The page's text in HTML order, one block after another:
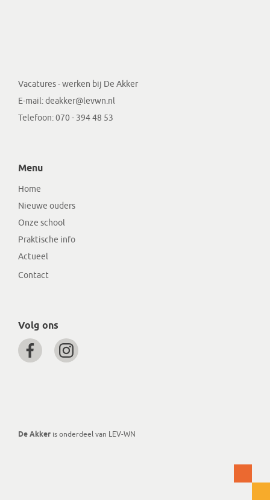
Vacatures - werken bij De Akker
E-mail:deakker@levwn.nl
Telefoon:070 - 394 48 53
Menu
Home
Nieuwe ouders
Onze school
Praktische info
Actueel
Contact
Volg ons
De Akker is onderdeel van LEV-WN